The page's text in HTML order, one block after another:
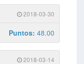
2018-03-30
Puntos: 48.00
2018-03-14